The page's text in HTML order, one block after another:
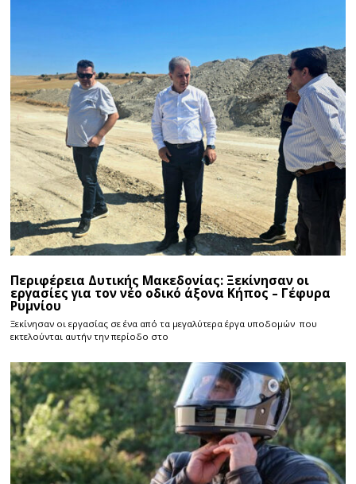
Περιφέρεια Δυτικής Μακεδονίας: Ξεκίνησαν οι
εργασίες για τον νέο οδικό άξονα Κήπος – Γέφυρα
Ρυμνίου
Ξεκίνησαν οι εργασίας σε ένα από τα μεγαλύτερα έργα υποδομών που
εκτελούνται αυτήν την περίοδο στο